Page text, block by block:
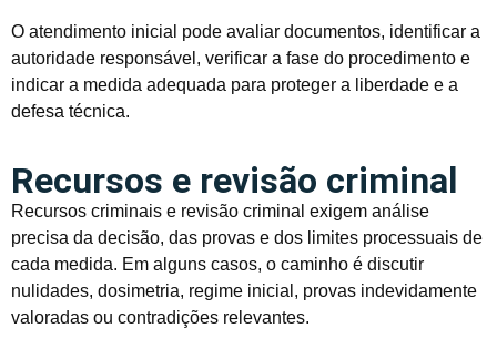
O atendimento inicial pode avaliar documentos, identificar a
autoridade responsável, verificar a fase do procedimento e
indicar a medida adequada para proteger a liberdade e a
defesa técnica.
Recursos e revisão criminal
Recursos criminais e revisão criminal exigem análise
precisa da decisão, das provas e dos limites processuais de
cada medida. Em alguns casos, o caminho é discutir
nulidades, dosimetria, regime inicial, provas indevidamente
valoradas ou contradições relevantes.